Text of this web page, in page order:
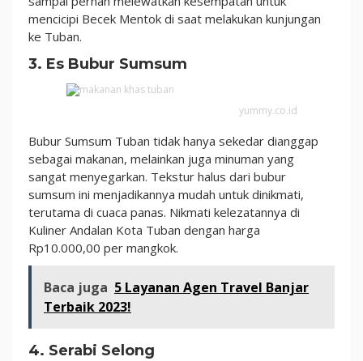
mencicipi Becek Mentok di saat melakukan kunjungan
ke Tuban.
3. Es Bubur Sumsum
yummy.co.id
Bubur Sumsum Tuban tidak hanya sekedar dianggap
sebagai makanan, melainkan juga minuman yang
sangat menyegarkan. Tekstur halus dari bubur
sumsum ini menjadikannya mudah untuk dinikmati,
terutama di cuaca panas. Nikmati kelezatannya di
Kuliner Andalan Kota Tuban dengan harga
Rp10.000,00 per mangkok.
Baca juga 5 Layanan Agen Travel Banjar
Terbaik 2023!
4. Serabi Selong